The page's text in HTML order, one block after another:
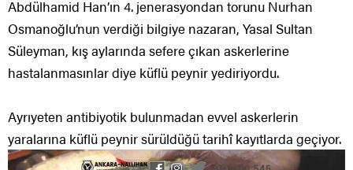
Abdülhamid Han’ın 4. jenerasyondan torunu Nurhan
Osmanoğlu’nun verdiği bilgiye nazaran, Yasal Sultan
Süleyman, kış aylarında sefere çıkan askerlerine
hastalanmasınlar diye küflü peynir yediriyordu.
Ayrıyeten antibiyotik bulunmadan evvel askerlerin
yaralarına küflü peynir sürüldüğü tarihî kayıtlarda geçiyor.